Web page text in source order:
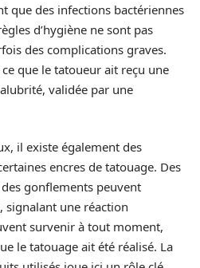
que des infections bactériennes
d’hygiène ne sont pas
des complications graves.
que le tatoueur ait reçu une
validée par une
il existe également des
encres de tatouage. Des
gonflements peuvent
signalant une réaction
survenir à tout moment,
le tatouage ait été réalisé. La